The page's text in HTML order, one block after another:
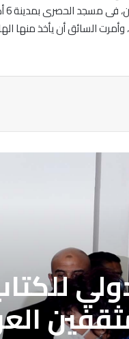
السائق أن يأخذ